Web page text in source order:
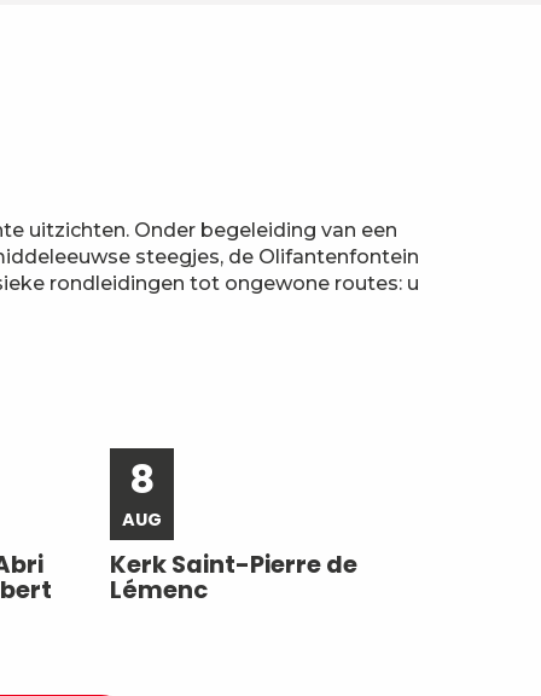
uitzichten. Onder begeleiding van een
steegjes, de Olifantenfontein
rondleidingen tot ongewone routes: u
8
AUG
Kerk Saint-Pierre de
Lémenc